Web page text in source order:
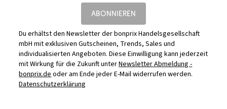
ABONNIEREN
Du erhältst den Newsletter der bonprix Handelsgesellschaft
mbH mit exklusiven Gutscheinen, Trends, Sales und
individualisierten Angeboten. Diese Einwilligung kann jederzeit
mit Wirkung für die Zukunft unterNewsletter Abmeldung -
bonprix.deoder am Ende jeder E-Mail widerrufen werden.
Datenschutzerklärung